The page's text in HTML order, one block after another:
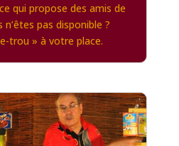
qui propose des amis de
pas disponible ?
trou » à votre place.